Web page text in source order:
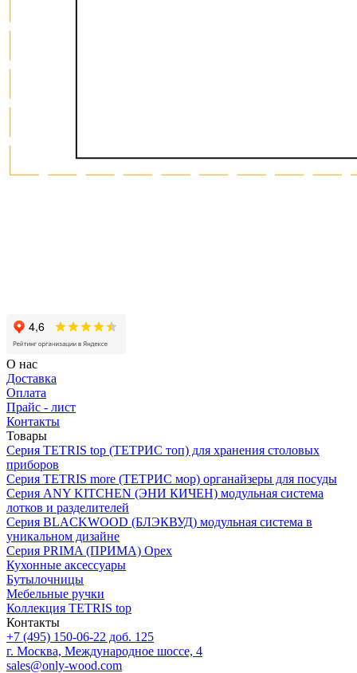
О нас
Доставка
Оплата
Прайс - лист
Контакты
Товары
Серия TETRIS top (ТЕТРИС топ) для хранения столовых
приборов
Серия TETRIS more (ТЕТРИС мор) органайзеры для посуды
Серия ANY KITCHEN (ЭНИ КИЧЕН) модульная система
лотков и разделителей
Серия BLACKWOOD (БЛЭКВУД) модульная система в
уникальном дизайне
Серия PRIMA (ПРИМА) Орех
Кухонные аксессуары
Бутылочницы
Мебельные ручки
Коллекция TETRIS top
Контакты
+7 (495) 150-06-22 доб. 125
г. Москва, Международное шоссе, 4
sales@only-wood.com